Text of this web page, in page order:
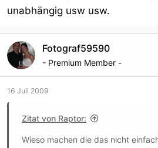
unabhängig usw usw.
Fotograf59590
- Premium Member -
16 Juli 2009
Zitat von Raptor:
Wieso machen die das nicht